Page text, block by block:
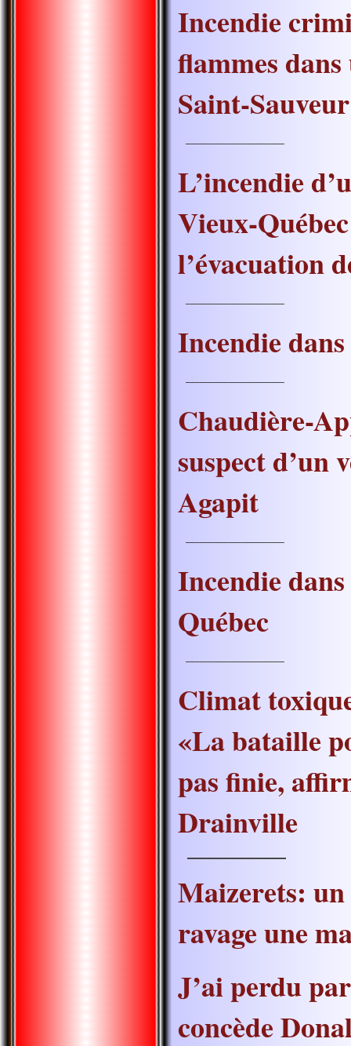
Incendie
flammes
Saint-Sauveur
———————
L’incendie
Vieux-
l’évacuation
———————
Incendie
———————
Chaudière-
suspect d’un
Agapit
———————
Incendie
Québec
———————
Climat
«La bataille
pas finie,
Drainville
———————
Maizerets:
ravage une
J’ai perdu
concède